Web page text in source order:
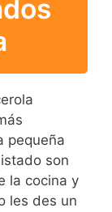
pequeña
son
la cocina y
les des un